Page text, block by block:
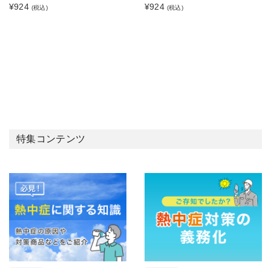
¥924 (税込) ¥924 (税込)
特集コンテンツ